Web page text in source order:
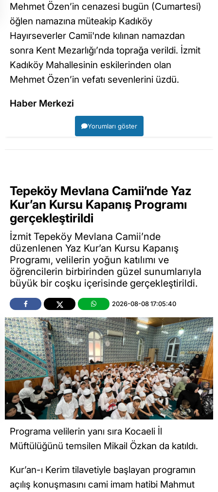
Mehmet Özen’in cenazesi bugün (Cumartesi)
öğlen namazına müteakip Kadıköy
Hayırseverler Camii'nde kılınan namazdan
sonra Kent Mezarlığı’nda toprağa verildi. İzmit
Kadıköy Mahallesinin eskilerinden olan
Mehmet Özen’in vefatı sevenlerini üzdü.
Haber Merkezi
Yorumları göster
Tepeköy Mevlana Camii’nde Yaz
Kur’an Kursu Kapanış Programı
gerçekleştirildi
İzmit Tepeköy Mevlana Camii’nde
düzenlenen Yaz Kur’an Kursu Kapanış
Programı, velilerin yoğun katılımı ve
öğrencilerin birbirinden güzel sunumlarıyla
büyük bir coşku içerisinde gerçekleştirildi.
2026-08-08 17:05:40
Programa velilerin yanı sıra Kocaeli İl
Müftülüğünü temsilen Mikail Özkan da katıldı.
Kur’an-ı Kerim tilavetiyle başlayan programın
açılış konuşmasını cami imam hatibi Mahmut